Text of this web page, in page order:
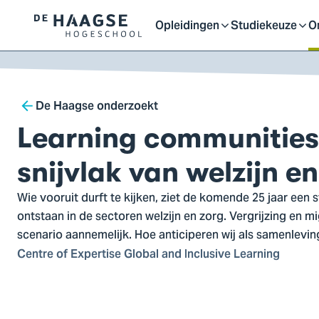
Logo
van
De
Hogeschool,
ga
naar
de
homepagina
Opleidingen
Open
sluit
submenu
Studiekeuze
Open
sluit
submenu
Breadcrumb
De Haagse onderzoekt
Learning
snijvlak van welzijn
Wie vooruit durft te kijken, ziet de komende 25 jaar een
ontstaan in de sectoren welzijn en zorg. Vergrijzing en
scenario aannemelijk. Hoe anticiperen wij als
Centre of Expertise Global and Inclusive Learning